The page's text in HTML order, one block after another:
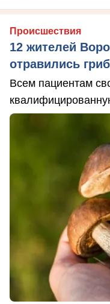
Происшествия
12 жителей
отравились
Всем пациентам